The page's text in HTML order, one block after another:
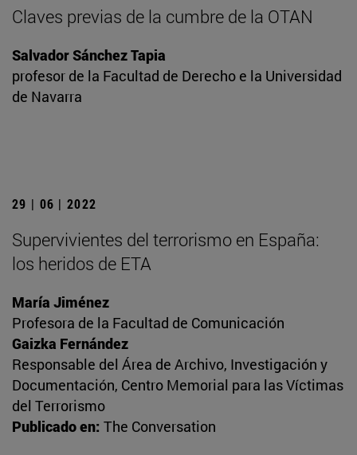
Claves previas de la cumbre de la OTAN
Salvador Sánchez Tapia
profesor de la Facultad de Derecho e la Universidad
de Navarra
29 | 06 | 2022
Supervivientes del terrorismo en España:
los heridos de ETA
María Jiménez
Profesora de la Facultad de Comunicación
Gaizka Fernández
Responsable del Área de Archivo, Investigación y
Documentación, Centro Memorial para las Víctimas
del Terrorismo
Publicado en: The Conversation